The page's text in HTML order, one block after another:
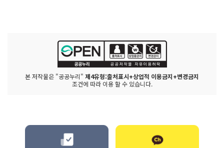
본 저작물은 "공공누리" 제4유형:출처표시+상업적 이용금지+변경금지
조건에 따라 이용 할 수 있습니다.